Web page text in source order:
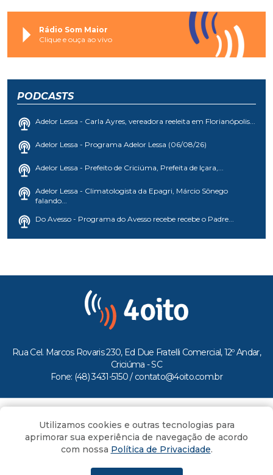
Rádio Som Maior
Clique e ouça ao vivo
PODCASTS
Adelor Lessa - Carla Ayres, vereadora reeleita em Florianópolis...
Adelor Lessa - Programa Adelor Lessa (06/08/26)
Adelor Lessa - Prefeito de Criciúma, Prefeita de Içara,...
Adelor Lessa - Climatologista da Epagri, Márcio Sônego
falando...
Do Avesso - Programa do Avesso recebe recebe o Padre...
Rua Cel. Marcos Rovaris 230, Ed Due Fratelli Comercial, 12º Andar,
Criciúma - SC
Fone: (48) 3431-5150 / contato@4oito.com.br
Todos os direitos reservados ao Portal 4oito
Utilizamos cookies e outras tecnologias para
aprimorar sua experiência de navegação de acordo
com nossa Política de Privacidade.